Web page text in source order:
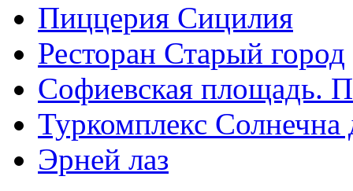
Пиццерия Сицилия
Ресторан Старый город
Софиевская площадь.
Туркомплекс Солнечна
Эрней лаз